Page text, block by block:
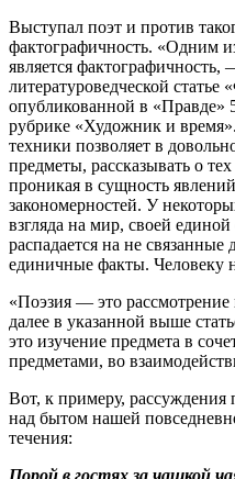
Выступал поэт и против
фактографичность. «Одним
является
литературоведческой статье
опубликованной в «Правде»
рубрике «Художник и
техники позволяет в
предметы, рассказывать о
проникая в сущность
закономерностей. У
взгляда на мир, своей
распадается на не
единичные факты. Человеку
«Поэзия — это
далее в указанной выше
это изучение предмета в
предметами, во
Вот, к примеру, рассуждения
над бытом нашей
течения:
Порой в гостях за чашкой